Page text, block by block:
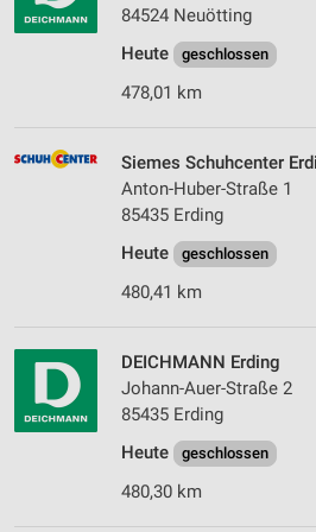
84524 Neuötting
Heute
geschlossen
478,01 km
Siemes Schuhcenter
Anton-Huber-Straße 1
85435 Erding
Heute
geschlossen
480,41 km
DEICHMANN Erding
Johann-Auer-Straße 2
85435 Erding
Heute
geschlossen
480,30 km
Erstellung von Profilen zur
von Inhalten
Verwendung von Profilen zur Auswahl
Messung der Werbeleistung
Messung der Performance von
Analyse von Zielgruppen durch
Kombinationen von Daten aus
Entwicklung und Verbesserung der
Verwendung reduzierter Daten zur
Inhalten
IAB-Besonderheiten:
Verwendung genauer Standortdaten